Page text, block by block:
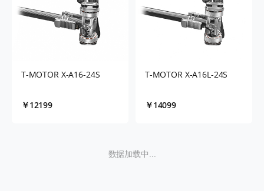
T-MOTOR X-A16-24S
￥12199
T-MOTOR X-A16L-24S
￥14099
数据加载中...